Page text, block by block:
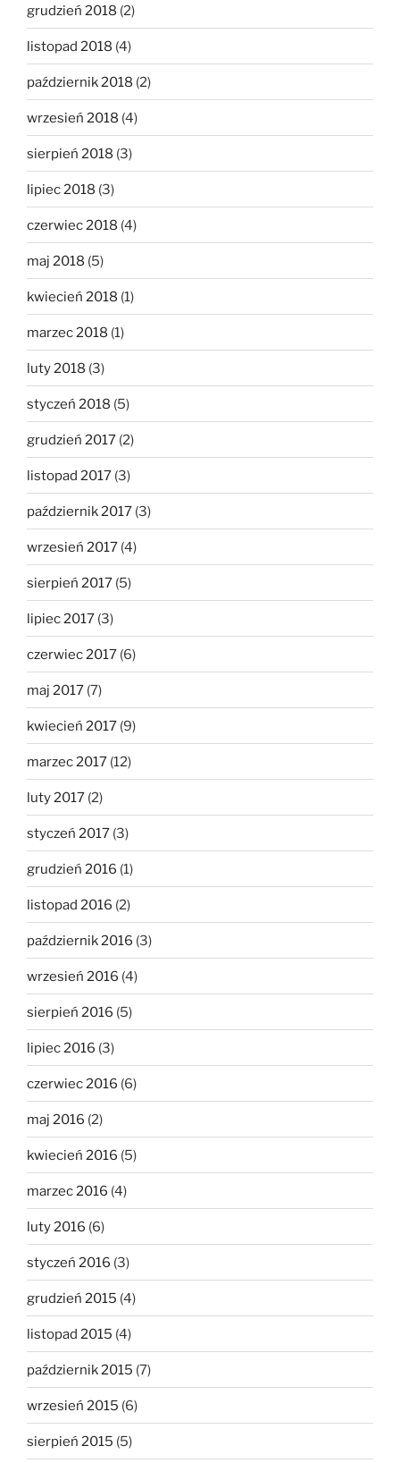
grudzień 2018 (2)
listopad 2018 (4)
październik 2018 (2)
wrzesień 2018 (4)
sierpień 2018 (3)
lipiec 2018 (3)
czerwiec 2018 (4)
maj 2018 (5)
kwiecień 2018 (1)
marzec 2018 (1)
luty 2018 (3)
styczeń 2018 (5)
grudzień 2017 (2)
listopad 2017 (3)
październik 2017 (3)
wrzesień 2017 (4)
sierpień 2017 (5)
lipiec 2017 (3)
czerwiec 2017 (6)
maj 2017 (7)
kwiecień 2017 (9)
marzec 2017 (12)
luty 2017 (2)
styczeń 2017 (3)
grudzień 2016 (1)
listopad 2016 (2)
październik 2016 (3)
wrzesień 2016 (4)
sierpień 2016 (5)
lipiec 2016 (3)
czerwiec 2016 (6)
maj 2016 (2)
kwiecień 2016 (5)
marzec 2016 (4)
luty 2016 (6)
styczeń 2016 (3)
grudzień 2015 (4)
listopad 2015 (4)
październik 2015 (7)
wrzesień 2015 (6)
sierpień 2015 (5)